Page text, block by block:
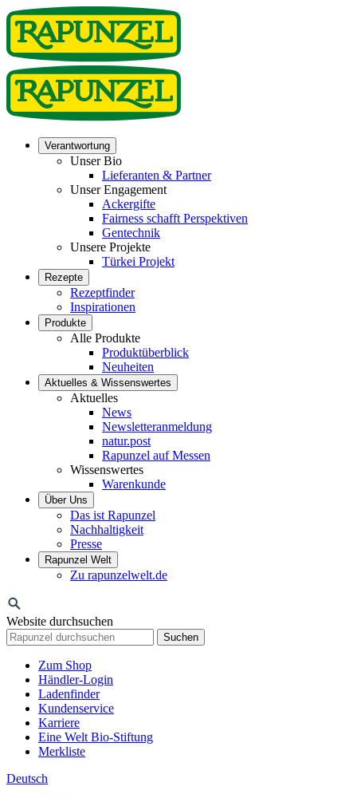
Verantwortung
Unser Bio
Lieferanten & Partner
Unser Engagement
Ackergifte
Fairness schafft Perspektiven
Gentechnik
Unsere Projekte
Türkei Projekt
Rezepte
Rezeptfinder
Inspirationen
Produkte
Alle Produkte
Produktüberblick
Neuheiten
Aktuelles & Wissenswertes
Aktuelles
News
Newsletteranmeldung
natur.post
Rapunzel auf Messen
Wissenswertes
Warenkunde
Über Uns
Das ist Rapunzel
Nachhaltigkeit
Presse
Rapunzel Welt
Zu rapunzelwelt.de
Website durchsuchen
Suchen
Zum Shop
Händler-Login
Ladenfinder
Kundenservice
Karriere
Eine Welt Bio-Stiftung
Merkliste
Deutsch